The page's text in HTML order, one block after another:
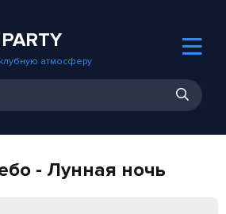
PARTY
атмосферу
- Лунная ночь